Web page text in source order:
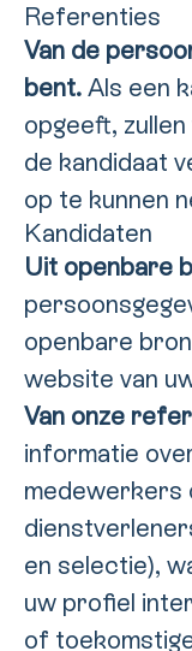
Referenties
Van de
bent. Als een
opgeeft,
de kandidaat
op te kunnen
Kandidaten
Uit openbare
openbare
website van
Van onze
informatie
medewerkers
en selectie),
uw profiel
of